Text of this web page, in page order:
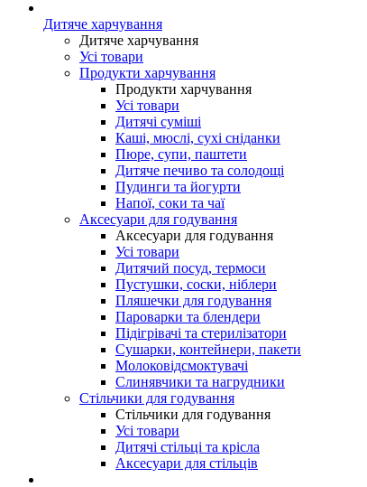
Дитяче харчування
Дитяче харчування
Усі товари
Продукти харчування
Продукти харчування
Усі товари
Дитячі суміші
Каші, мюслі, сухі сніданки
Пюре, супи, паштети
Дитяче печиво та солодощі
Пудинги та йогурти
Напої, соки та чаї
Аксесуари для годування
Аксесуари для годування
Усі товари
Дитячий посуд, термоси
Пустушки, соски, ніблери
Пляшечки для годування
Пароварки та блендери
Підігрівачі та стерилізатори
Сушарки, контейнери, пакети
Молоковідсмоктувачі
Слинявчики та нагрудники
Стільчики для годування
Стільчики для годування
Усі товари
Дитячі стільці та крісла
Аксесуари для стільців